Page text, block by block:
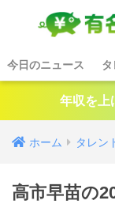
今日のニュース
年収を上
ホーム タレン
高市早苗の